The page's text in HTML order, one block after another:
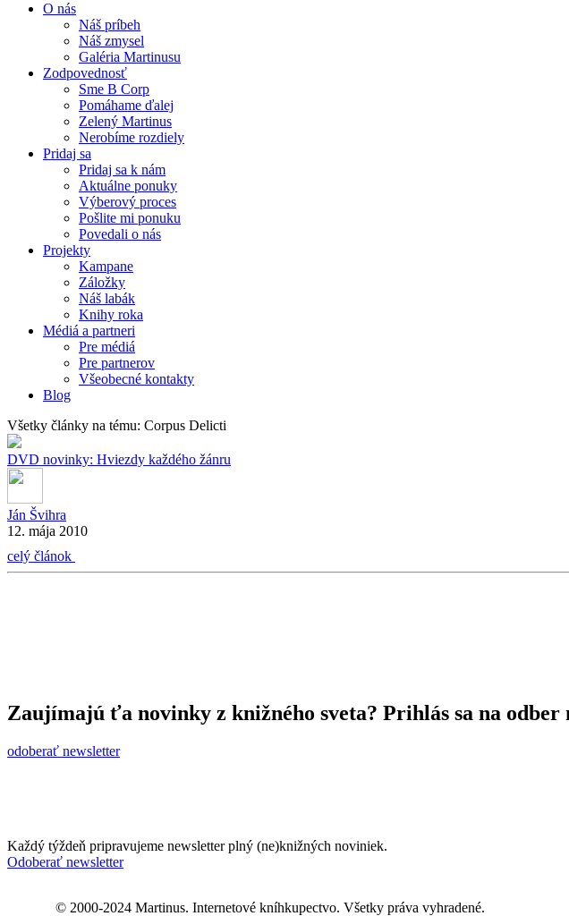
O nás
Náš príbeh
Náš zmysel
Galéria Martinusu
Zodpovednosť
Sme B Corp
Pomáhame ďalej
Zelený Martinus
Nerobíme rozdiely
Pridaj sa
Pridaj sa k nám
Aktuálne ponuky
Výberový proces
Pošlite mi ponuku
Povedali o nás
Projekty
Kampane
Záložky
Náš labák
Knihy roka
Médiá a partneri
Pre médiá
Pre partnerov
Všeobecné kontakty
Blog
Všetky články na tému: Corpus Delicti
DVD novinky: Hviezdy každého žánru
Ján Švihra
12. mája 2010
celý článok
Zaujímajú ťa novinky z knižného sveta? Prihlás sa na odber
odoberať newsletter
Každý týždeň pripravujeme newsletter plný (ne)knižných noviniek.
Odoberať newsletter
© 2000-2024 Martinus. Internetové kníhkupectvo. Všetky práva vyhradené.